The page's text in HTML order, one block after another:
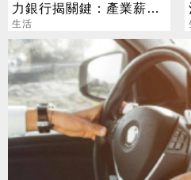
力銀行揭關鍵：產業薪資
差距是隱憂
生活